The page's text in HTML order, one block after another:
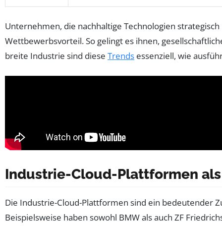
Unternehmen, die nachhaltige Technologien
Wettbewerbsvorteil. So gelingt es ihnen,
breite Industrie sind diese Trends essenziell, wie
Industrie-Cloud-Plattformen
Die Industrie-Cloud-Plattformen sind ein bedeutender
Beispielsweise haben sowohl BMW als auch ZF